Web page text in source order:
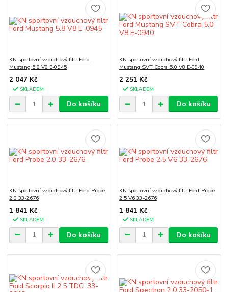
KN sportovní vzduchový filtr Ford
Mustang 5.8 V8 E-0945
2 047 Kč
SKLADEM
Do košíku
KN sportovní vzduchový filtr Ford
Mustang SVT Cobra 5.0 V8 E-0940
2 251 Kč
SKLADEM
Do košíku
KN sportovní vzduchový filtr Ford Probe
2.0 33-2676
1 841 Kč
SKLADEM
Do košíku
KN sportovní vzduchový filtr Ford Probe
2.5 V6 33-2676
1 841 Kč
SKLADEM
Do košíku